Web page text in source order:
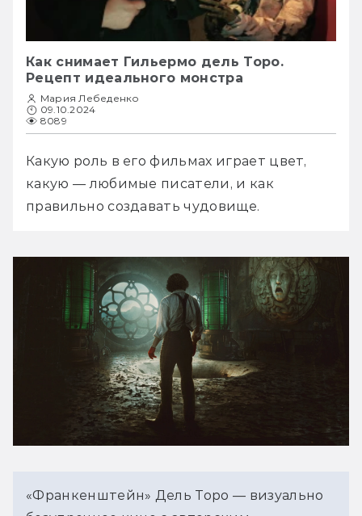
Как снимает Гильермо дель Торо.
Рецепт идеального монстра
Мария Лебеденко
09.10.2024
8089
Какую роль в его фильмах играет цвет,
какую — любимые писатели, и как
правильно создавать чудовище.
«Франкенштейн» Дель Торо — визуально